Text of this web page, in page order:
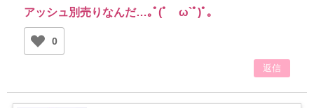
アッシュ別売りなんだ…｡ﾟ(ﾟ´ω`ﾟ)ﾟ｡
0
返信